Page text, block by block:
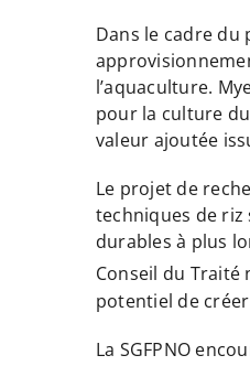
Dans le cadre
l’aquaculture.
pour la culture
valeur ajoutée
Le projet de
techniques de riz
durables à plus
Conseil du Traité
potentiel de
La SGFPNO